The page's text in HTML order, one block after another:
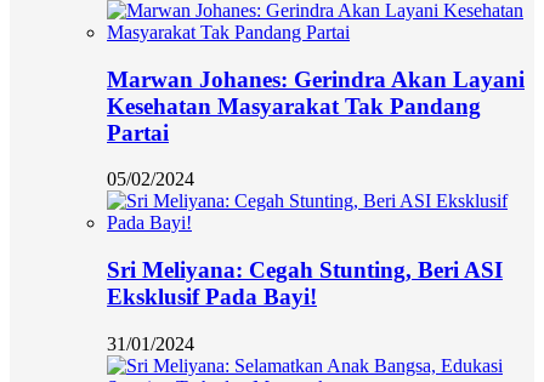
Marwan Johanes: Gerindra Akan Layani
Kesehatan Masyarakat Tak Pandang
Partai
05/02/2024
Sri Meliyana: Cegah Stunting, Beri ASI
Eksklusif Pada Bayi!
31/01/2024